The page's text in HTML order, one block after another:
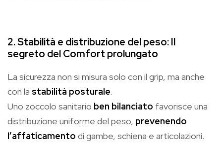
2. Stabilità e distribuzione del peso: Il
segreto del Comfort prolungato
La sicurezza non si misura solo con il grip, ma anche
con la stabilità posturale.
Uno zoccolo sanitario ben bilanciato favorisce una
distribuzione uniforme del peso, prevenendo
l’affaticamento di gambe, schiena e articolazioni.